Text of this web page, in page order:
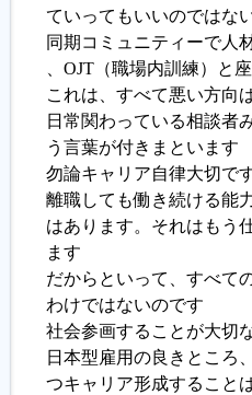
ていってもいいのではな
同期コミュニティーで人
、OJT（職場内訓練）と
これは、すべて悪い方向
日常関わっている相談者
う言葉が付きまといます
勿論キャリア自律大切で
離職しても働き続ける能
はあります。それはもう
ます
だからといって、すべて
わけではないのです
社会参画することが大切
日本型雇用の良きところ
つキャリア形成すること